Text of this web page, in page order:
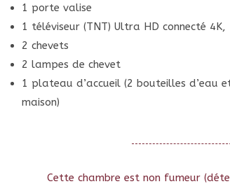
1 porte valise
1 téléviseur (TNT) Ultra HD connecté
2 chevets
2 lampes de chevet
1 plateau d’accueil (2 bouteilles d’eau
maison)
Cette chambre est non fumeur